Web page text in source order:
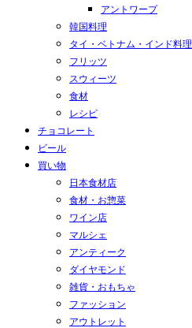
アントワープ
韓国料理
タイ・ベトナム・インド料理
フリッツ
スウィーツ
食材
レシピ
チョコレート
ビール
買い物
日本食材店
食材・お惣菜
ワイン店
マルシェ
アンティーク
ダイヤモンド
雑貨・おもちゃ
ファッション
アウトレット